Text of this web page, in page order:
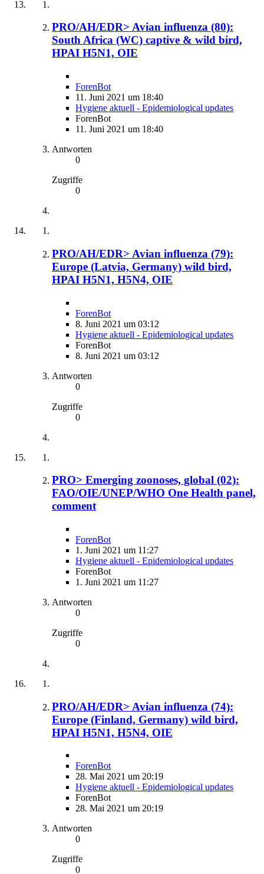
PRO/AH/EDR> Avian influenza (80):
South Africa (WC) captive & wild bird,
HPAI H5N1, OIE
ForenBot
11. Juni 2021 um 18:40
Hygiene aktuell - Epidemiological updates
ForenBot
11. Juni 2021 um 18:40
Antworten
0
Zugriffe
0
PRO/AH/EDR> Avian influenza (79):
Europe (Latvia, Germany) wild bird,
HPAI H5N1, H5N4, OIE
ForenBot
8. Juni 2021 um 03:12
Hygiene aktuell - Epidemiological updates
ForenBot
8. Juni 2021 um 03:12
Antworten
0
Zugriffe
0
PRO> Emerging zoonoses, global (02):
FAO/OIE/UNEP/WHO One Health panel,
comment
ForenBot
1. Juni 2021 um 11:27
Hygiene aktuell - Epidemiological updates
ForenBot
1. Juni 2021 um 11:27
Antworten
0
Zugriffe
0
PRO/AH/EDR> Avian influenza (74):
Europe (Finland, Germany) wild bird,
HPAI H5N1, H5N4, OIE
ForenBot
28. Mai 2021 um 20:19
Hygiene aktuell - Epidemiological updates
ForenBot
28. Mai 2021 um 20:19
Antworten
0
Zugriffe
0